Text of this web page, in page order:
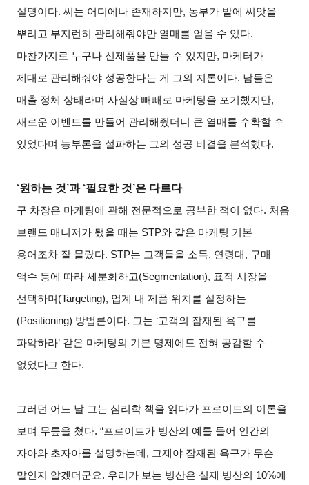
설명이다. 씨는 어디에나 존재하지만, 농부가 밭에 씨앗을
뿌리고 부지런히 관리해줘야만 열매를 얻을 수 있다.
마찬가지로 누구나 신제품을 만들 수 있지만, 마케터가
제대로 관리해줘야 성공한다는 게 그의 지론이다. 남들은
매출 정체 상태라며 사실상 빼빼로 마케팅을 포기했지만,
새로운 이벤트를 만들어 관리해줬더니 큰 열매를 수확할 수
있었다며 농부론을 설파하는 그의 성공 비결을 분석했다.
‘원하는 것’과 ‘필요한 것’은 다르다
구 차장은 마케팅에 관해 전문적으로 공부한 적이 없다. 처음
브랜드 매니저가 됐을 때는 STP와 같은 마케팅 기본
용어조차 잘 몰랐다. STP는 고객들을 소득, 연령대, 구매
액수 등에 따라 세분화하고(Segmentation), 표적 시장을
선택하며(Targeting), 업계 내 제품 위치를 설정하는
(Positioning) 방법론이다. 그는 ‘고객의 잠재된 욕구를
파악하라’ 같은 마케팅의 기본 명제에도 전혀 공감할 수
없었다고 한다.
그러던 어느 날 그는 심리학 책을 읽다가 프로이트의 이론을
보며 무릎을 쳤다. “프로이트가 빙산의 예를 들어 인간의
자아와 초자아를 설명하는데, 그제야 잠재된 욕구가 무슨
말인지 알겠더군요. 우리가 보는 빙산은 실제 빙산의 10%에